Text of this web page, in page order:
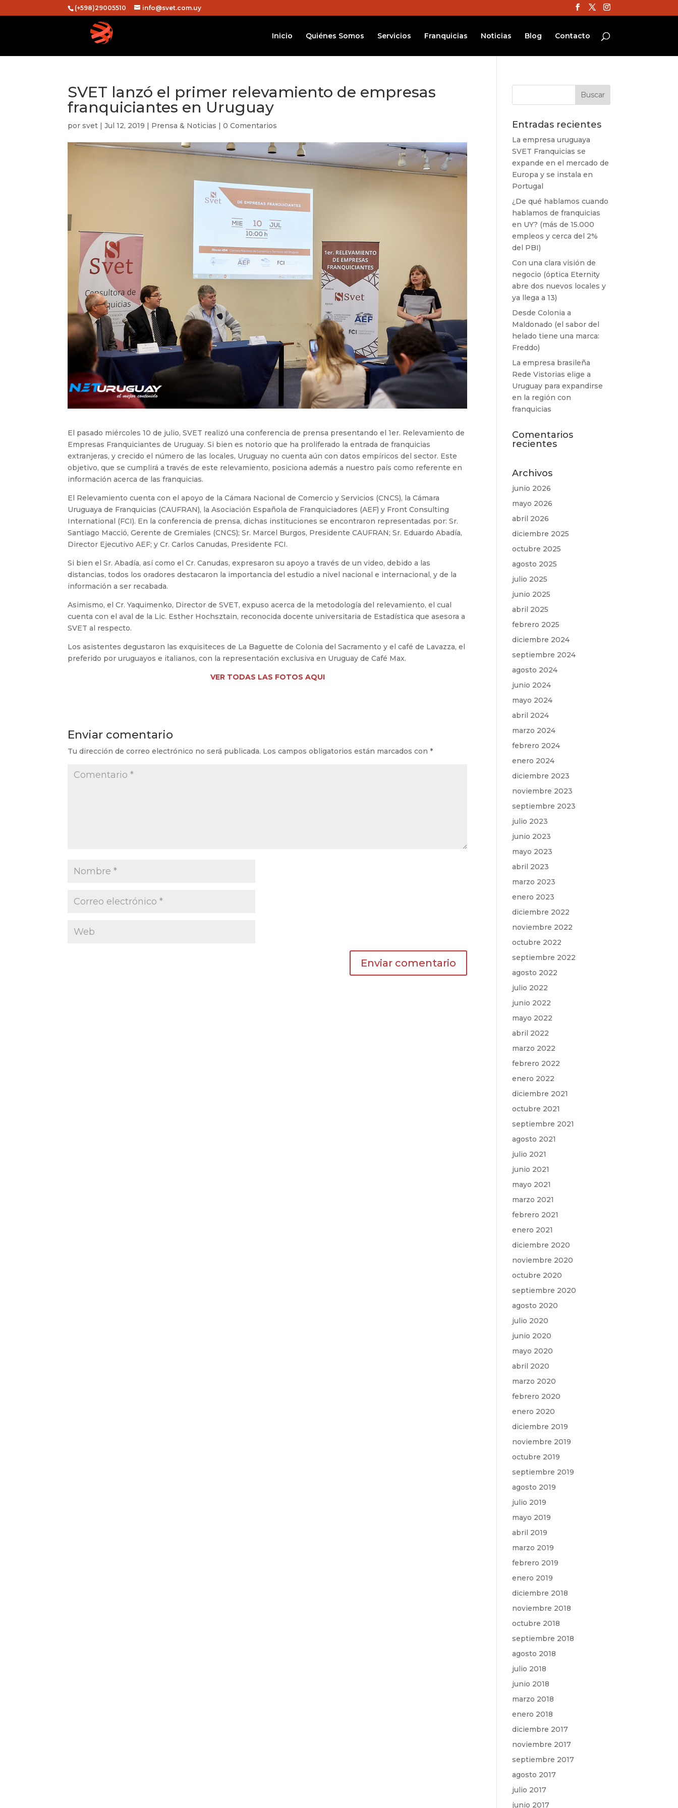
(+598)29005510 info@svet.com.uy
Inicio Quiénes Somos Servicios Franquicias Noticias Blog Contacto
SVET lanzó el primer relevamiento de empresas
franquiciantes en Uruguay
porsvet |Jul 12, 2019 | Prensa & Noticias |0 Comentarios
El pasado miércoles 10 de julio, SVET realizó una conferencia de prensa presentando el 1er. Relevamiento de
Empresas Franquiciantes de Uruguay. Si bien es notorio que ha proliferado la entrada de franquicias
extranjeras, y crecido el número de las locales, Uruguay no cuenta aún con datos empíricos del sector. Este
objetivo, que se cumplirá a través de este relevamiento, posiciona además a nuestro país como referente en
información acerca de las franquicias.
El Relevamiento cuenta con el apoyo de la Cámara Nacional de Comercio y Servicios (CNCS), la Cámara
Uruguaya de Franquicias (CAUFRAN), la Asociación Española de Franquiciadores (AEF) y Front Consulting
International (FCI). En la conferencia de prensa, dichas instituciones se encontraron representadas por: Sr.
Santiago Macció, Gerente de Gremiales (CNCS); Sr. Marcel Burgos, Presidente CAUFRAN; Sr. Eduardo Abadía,
Director Ejecutivo AEF; y Cr. Carlos Canudas, Presidente FCI.
Si bien el Sr. Abadía, así como el Cr. Canudas, expresaron su apoyo a través de un video, debido a las
distancias, todos los oradores destacaron la importancia del estudio a nivel nacional e internacional, y de la
información a ser recabada.
Asimismo, el Cr. Yaquimenko, Director de SVET, expuso acerca de la metodología del relevamiento, el cual
cuenta con el aval de la Lic. Esther Hochsztain, reconocida docente universitaria de Estadística que asesora a
SVET al respecto.
Los asistentes degustaron las exquisiteces de La Baguette de Colonia del Sacramento y el café de Lavazza, el
preferido por uruguayos e italianos, con la representación exclusiva en Uruguay de Café Max.
VER TODAS LAS FOTOS AQUI
Enviar comentario
Tu dirección de correo electrónico no será publicada. Los campos obligatorios están marcados con*
Entradas recientes
La empresa uruguaya
SVET Franquicias se
expande en el mercado de
Europa y se instala en
Portugal
¿De qué hablamos cuando
hablamos de franquicias
en UY? (más de 15.000
empleos y cerca del 2%
del PBI)
Con una clara visión de
negocio (óptica Eternity
abre dos nuevos locales y
ya llega a 13)
Desde Colonia a
Maldonado (el sabor del
helado tiene una marca:
Freddo)
La empresa brasileña
Rede Vistorias elige a
Uruguay para expandirse
en la región con
franquicias
Comentarios
recientes
Archivos
junio 2026
mayo 2026
abril 2026
diciembre 2025
octubre 2025
agosto 2025
julio 2025
junio 2025
abril 2025
febrero 2025
diciembre 2024
septiembre 2024
agosto 2024
junio 2024
mayo 2024
abril 2024
marzo 2024
febrero 2024
enero 2024
diciembre 2023
noviembre 2023
septiembre 2023
julio 2023
junio 2023
mayo 2023
abril 2023
marzo 2023
enero 2023
diciembre 2022
noviembre 2022
octubre 2022
septiembre 2022
agosto 2022
julio 2022
junio 2022
mayo 2022
abril 2022
marzo 2022
febrero 2022
enero 2022
diciembre 2021
octubre 2021
septiembre 2021
agosto 2021
julio 2021
junio 2021
mayo 2021
marzo 2021
febrero 2021
enero 2021
diciembre 2020
noviembre 2020
octubre 2020
septiembre 2020
agosto 2020
julio 2020
junio 2020
mayo 2020
abril 2020
marzo 2020
febrero 2020
enero 2020
diciembre 2019
noviembre 2019
octubre 2019
septiembre 2019
agosto 2019
julio 2019
mayo 2019
abril 2019
marzo 2019
febrero 2019
enero 2019
diciembre 2018
noviembre 2018
octubre 2018
septiembre 2018
agosto 2018
julio 2018
junio 2018
marzo 2018
enero 2018
diciembre 2017
noviembre 2017
septiembre 2017
agosto 2017
julio 2017
junio 2017